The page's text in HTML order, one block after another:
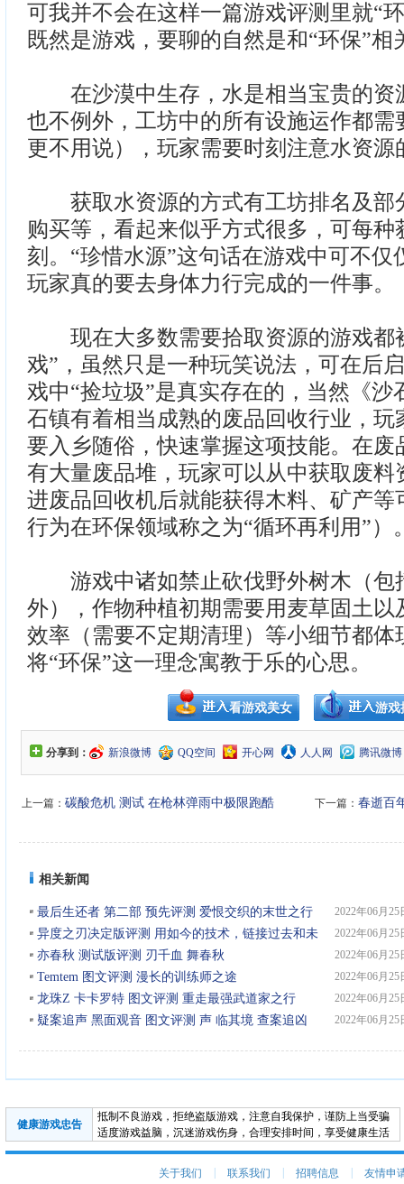
可我并不会在这样一篇游戏评测里就“
既然是游戏，要聊的自然是和“环保”相
在沙漠中生存，水是相当宝贵的资
也不例外，工坊中的所有设施运作都需
更不用说），玩家需要时刻注意水资源
获取水资源的方式有工坊排名及部
购买等，看起来似乎方式很多，可每种
刻。“珍惜水源”这句话在游戏中可不仅
玩家真的要去身体力行完成的一件事。
现在大多数需要拾取资源的游戏都
戏”，虽然只是一种玩笑说法，可在后
戏中“捡垃圾”是真实存在的，当然《沙
石镇有着相当成熟的废品回收行业，玩
要入乡随俗，快速掌握这项技能。在废
有大量废品堆，玩家可以从中获取废料
进废品回收机后就能获得木料、矿产等
行为在环保领域称之为“循环再利用”）
游戏中诸如禁止砍伐野外树木（包
外），作物种植初期需要用麦草固土以
效率（需要不定期清理）等小细节都体
将“环保”这一理念寓教于乐的心思。
看游戏美女 游戏
分享到： 新浪微博 QQ空间 开心网 人人网 腾讯微博
上一篇： 碳酸危机 测试 在枪林弹雨中极限跑酷 下一篇： 春逝百
相关新闻
最后生还者 第二部 预先评测 爱恨交织的末世之行 2022年06月25
异度之刃决定版评测 用如今的技术，链接过去和未
来
2022年06月25
亦春秋 测试版评测 刃千血 舞春秋 2022年06月25
Temtem 图文评测 漫长的训练师之途 2022年06月25
龙珠Z 卡卡罗特 图文评测 重走最强武道家之行 2022年06月25
疑案追声 黑面观音 图文评测 声 临其境 查案追凶 2022年06月25
健康游戏忠告
抵制不良游戏，拒绝盗版游戏，注意自我保护，谨防上当受骗
适度游戏益脑，沉迷游戏伤身，合理安排时间，享受健康生活
关于我们 联系我们 招聘信息 友情申